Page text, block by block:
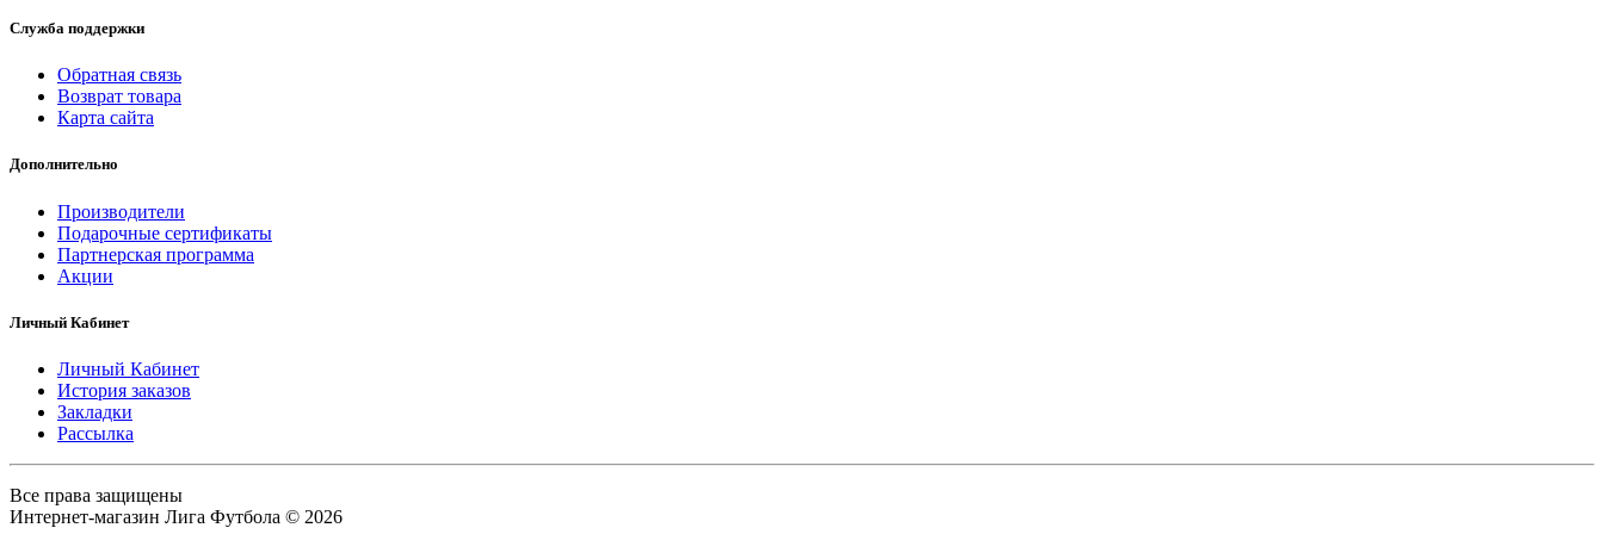
Служба поддержки
Обратная связь
Возврат товара
Карта сайта
Дополнительно
Производители
Подарочные сертификаты
Партнерская программа
Акции
Личный Кабинет
Личный Кабинет
История заказов
Закладки
Рассылка
Все права защищены
Интернет-магазин Лига Футбола © 2026